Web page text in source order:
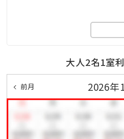
【ワールドオブハイアットプ
本プランは「ワールドオブハ
ントおよび滞在カウント加算
（アップグレード、レイトアウ
いただけません。あらかじめご
【デポジット（お預かり金）につ
チェックイン時、ご宿泊代表
大人2名1室
前月 2026年